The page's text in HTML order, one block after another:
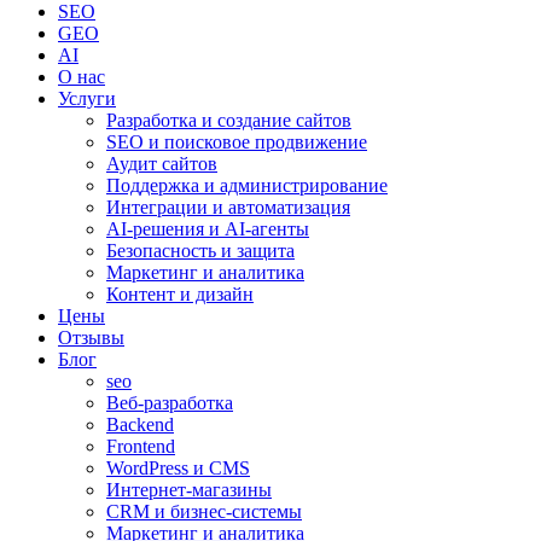
SEO
GEO
AI
О нас
Услуги
Разработка и создание сайтов
SEO и поисковое продвижение
Аудит сайтов
Поддержка и администрирование
Интеграции и автоматизация
AI-решения и AI-агенты
Безопасность и защита
Маркетинг и аналитика
Контент и дизайн
Цены
Отзывы
Блог
seo
Веб-разработка
Backend
Frontend
WordPress и CMS
Интернет-магазины
CRM и бизнес-системы
Маркетинг и аналитика